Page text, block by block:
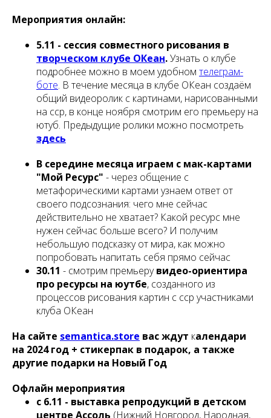
Мероприятия онлайн:
5.11 - сессия совместного рисования в
творческом клубе ОКеан.Узнать о клубе
подробнее можно в моем удобном телеграм-
боте. В течение месяца в клубе ОКеан создаём
общий видеоролик с картинами, нарисованными
на сср, в конце ноября смотрим его премьеру на
ютуб. Предыдущие ролики можно посмотреть
здесь
В середине месяца играем с мак-картами
"Мой Ресурс" - через общение с
метафорическими картами узнаем ответ от
своего подсознания: чего мне сейчас
действительно не хватает? Какой ресурс мне
нужен сейчас больше всего? И получим
небольшую подсказку от мира, как можно
попробовать напитать себя прямо сейчас
30.11 - смотрим премьерувидео-ориентира
про ресурсы на юутбе, созданного из
процессов рисования картин с сср участниками
клуба ОКеан
На сайте semantica.store вас ждут календари
на 2024 год + стикерпак в подарок, а также
другие подарки на Новый Год
Офлайн мероприятия
с 6.11 - выставка репродукций в детском
центре Ассоль (Нижний Новгород, Народная,